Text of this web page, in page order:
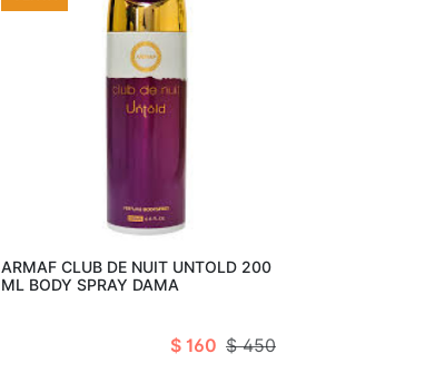
Añadir al carro
ARMAF CLUB DE NUIT UNTOLD 200
ML BODY SPRAY DAMA
$ 160 $ 450